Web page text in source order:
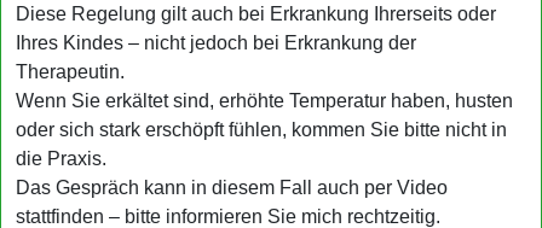
Diese Regelung gilt auch bei Erkrankung Ihrerseits oder
Ihres Kindes – nicht jedoch bei Erkrankung der
Therapeutin.
Wenn Sie erkältet sind, erhöhte Temperatur haben, husten
oder sich stark erschöpft fühlen, kommen Sie bitte nicht in
die Praxis.
Das Gespräch kann in diesem Fall auch per Video
stattfinden – bitte informieren Sie mich rechtzeitig.